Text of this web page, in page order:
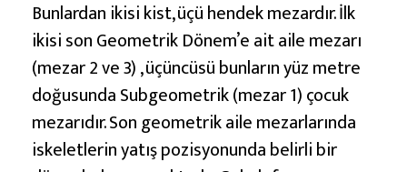
Bunlardan ikisi kist, üçü hendek mezardır. İlk
ikisi son Geometrik Dönem’e ait aile mezarı
(mezar 2 ve 3) , üçüncüsü bunların yüz metre
doğusunda Subgeometrik (mezar 1) çocuk
mezarıdır. Son geometrik aile mezarlarında
iskeletlerin yatış pozisyonunda belirli bir